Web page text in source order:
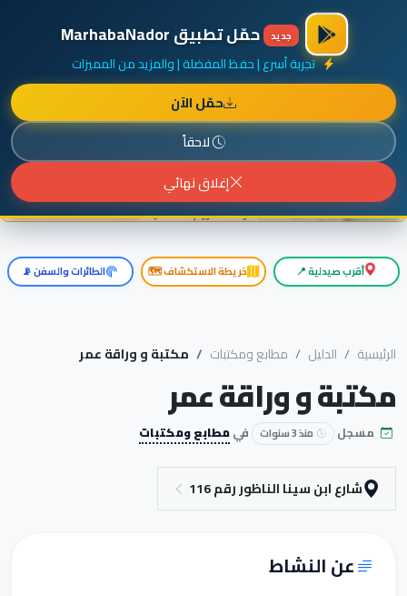
أضف نشاطك مجاناً
جديد حمّل تطبيق MarhabaNador
تجربة أسرع | حفظ المفضلة | والمزيد من المميزات
حمّل الآن
لاحقاً
إغلاق نهائي
إعلان ممول المزيد حول هذا الإعلان
أقرب صيدلية 📍 خريطة الاستكشاف 🗺️ الطائرات والسفن 📡
الرئيسية الدليل مطابع ومكتبات مكتبة و وراقة عمر
مكتبة و وراقة عمر
مسجل منذ 3 سنوات فيمطابع ومكتبات
شارع ابن سينا الناظور رقم 116
عن النشاط